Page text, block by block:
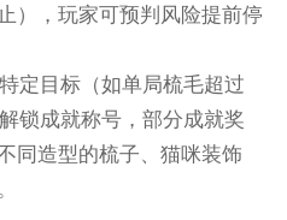
），玩家可预判风险提前停
定目标（如单局梳毛超过
锁成就称号，部分成就奖
同造型的梳子、猫咪装饰